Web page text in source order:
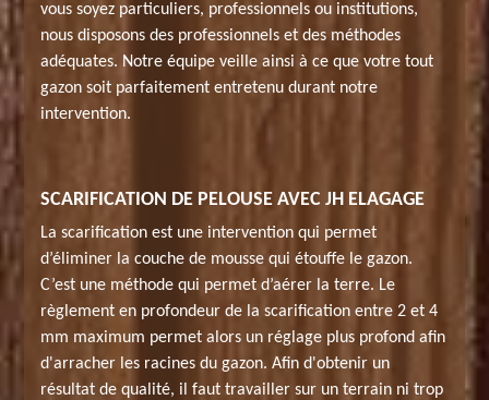
vous soyez particuliers, professionnels ou institutions,
nous disposons des professionnels et des méthodes
adéquates. Notre équipe veille ainsi à ce que votre tout
gazon soit parfaitement entretenu durant notre
intervention.
SCARIFICATION DE PELOUSE AVEC JH ELAGAGE
La scarification est une intervention qui permet
d’éliminer la couche de mousse qui étouffe le gazon.
C’est une méthode qui permet d’aérer la terre. Le
règlement en profondeur de la scarification entre 2 et 4
mm maximum permet alors un réglage plus profond afin
d'arracher les racines du gazon. Afin d'obtenir un
résultat de qualité, il faut travailler sur un terrain ni trop